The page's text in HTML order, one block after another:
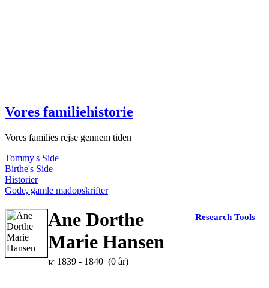
Vores familiehistorie
Vores families rejse gennem tiden
Tommy's Side
Birthe's Side
Historier
Gode, gamle madopskrifter
Research Tools
Ane Dorthe
Marie Hansen
1839 - 1840 (0 år)